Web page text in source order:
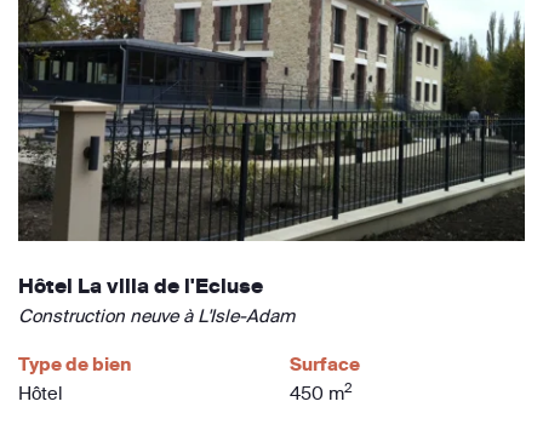
Hôtel La villa de l'Ecluse
Construction neuve à L'Isle-Adam
Type de bien
Hôtel
Surface
450 m2